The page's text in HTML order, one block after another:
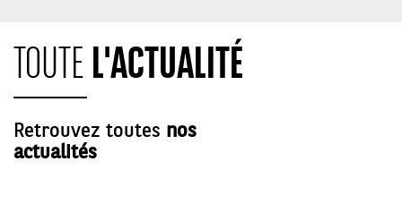
TOUTEL'ACTUALITÉ
Retrouvez toutes nos
actualités